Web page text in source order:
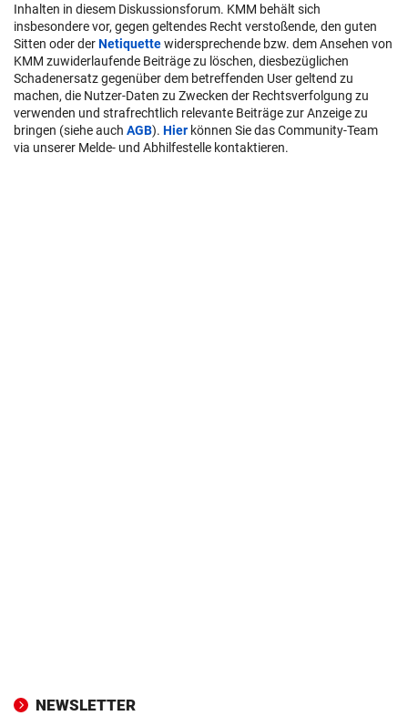
Inhalten in diesem Diskussionsforum. KMM behält sich
insbesondere vor, gegen geltendes Recht verstoßende, den guten
Sitten oder derNetiquettewidersprechende bzw. dem Ansehen von
KMM zuwiderlaufende Beiträge zu löschen, diesbezüglichen
Schadenersatz gegenüber dem betreffenden User geltend zu
machen, die Nutzer-Daten zu Zwecken der Rechtsverfolgung zu
verwenden und strafrechtlich relevante Beiträge zur Anzeige zu
bringen (siehe auch AGB). Hier können Sie das Community-Team
via unserer Melde- und Abhilfestelle kontaktieren.
NEWSLETTER